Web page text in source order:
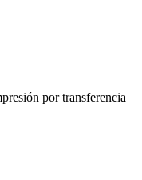
por transferencia